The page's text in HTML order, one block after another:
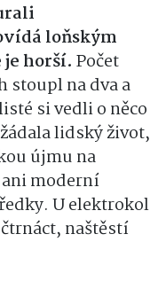
loňským
horší. Počet
stoupl na dva a
si vedli o něco
lidský život,
újmu na
moderní
U elektrokol
naštěstí